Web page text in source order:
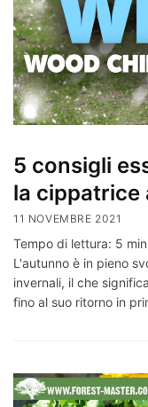
5 consigli
la cippatrice
11 NOVEMBRE 2021
Tempo di lettura: 5
L'autunno è in pieno
invernali, il che
fino al suo ritorno in